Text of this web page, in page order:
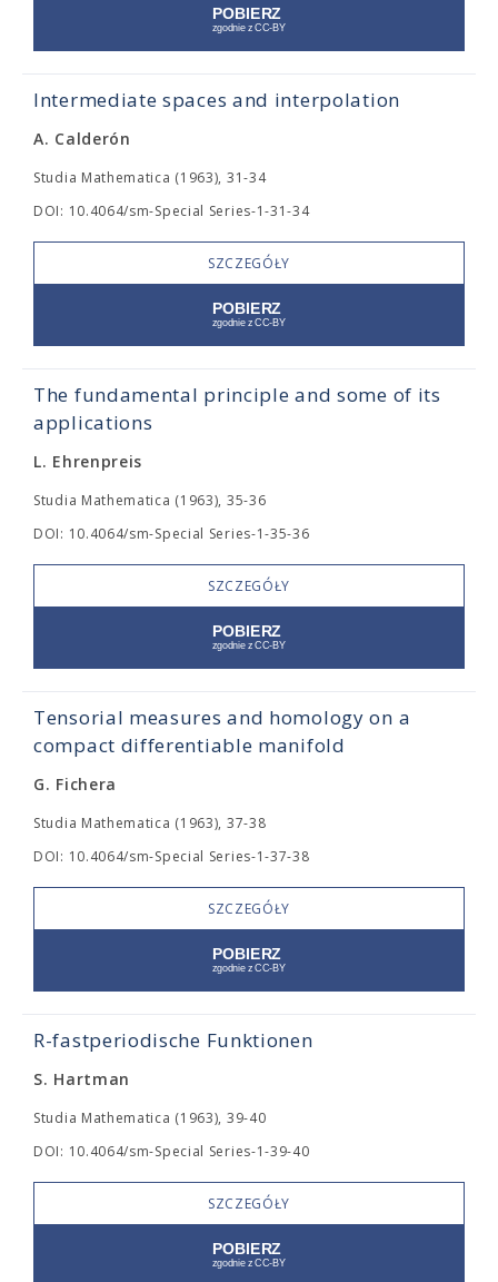
Intermediate spaces and interpolation
A. Calderón
Studia Mathematica (1963), 31-34
DOI: 10.4064/sm-Special Series-1-31-34
SZCZEGÓŁY
The fundamental principle and some of its
applications
L. Ehrenpreis
Studia Mathematica (1963), 35-36
DOI: 10.4064/sm-Special Series-1-35-36
SZCZEGÓŁY
Tensorial measures and homology on a
compact differentiable manifold
G. Fichera
Studia Mathematica (1963), 37-38
DOI: 10.4064/sm-Special Series-1-37-38
SZCZEGÓŁY
R-fastperiodische Funktionen
S. Hartman
Studia Mathematica (1963), 39-40
DOI: 10.4064/sm-Special Series-1-39-40
SZCZEGÓŁY